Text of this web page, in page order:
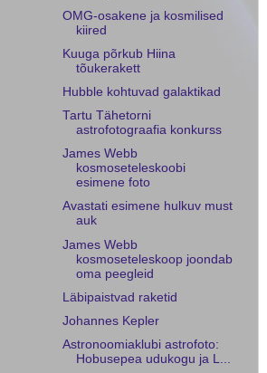
OMG-osakene ja kosmilised
kiired
Kuuga põrkub Hiina
tõukerakett
Hubble kohtuvad galaktikad
Tartu Tähetorni
astrofotograafia konkurss
James Webb
kosmoseteleskoobi
esimene foto
Avastati esimene hulkuv must
auk
James Webb
kosmoseteleskoop joondab
oma peegleid
Läbipaistvad raketid
Johannes Kepler
Astronoomiaklubi astrofoto:
Hobusepea udukogu ja L...